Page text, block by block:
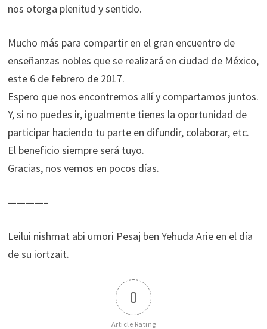
nos otorga plenitud y sentido.
Mucho más para compartir en el gran encuentro de
enseñanzas nobles que se realizará en ciudad de México,
este 6 de febrero de 2017.
Espero que nos encontremos allí y compartamos juntos.
Y, si no puedes ir, igualmente tienes la oportunidad de
participar haciendo tu parte en difundir, colaborar, etc.
El beneficio siempre será tuyo.
Gracias, nos vemos en pocos días.
————–
Leilui nishmat abi umori Pesaj ben Yehuda Arie en el día
de su iortzait.
0
Article Rating